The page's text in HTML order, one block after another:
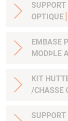
OPTIQUE
EMBASE PLATE QUEUE
MODÞLE
KIT
/CHASSE